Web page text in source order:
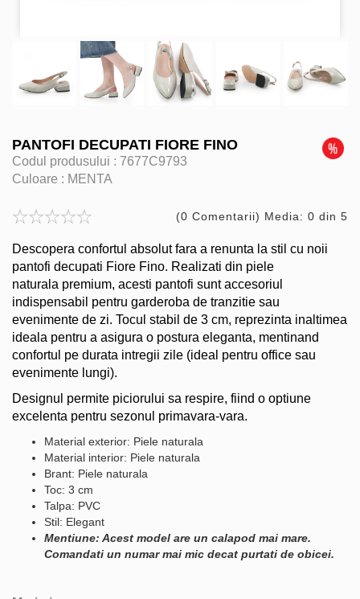
PANTOFI DECUPATI FIORE FINO
Codul produsului : 7677C9793
Culoare : MENTA
(0 Comentarii) Media: 0 din 5
Descopera confortul absolut fara a renunta la stil cu noii
pantofi decupati Fiore Fino. Realizati din piele
naturala premium, acesti pantofi sunt accesoriul
indispensabil pentru garderoba de tranzitie sau
evenimente de zi. Tocul stabil de 3 cm, reprezinta inaltimea
ideala pentru a asigura o postura eleganta, mentinand
confortul pe durata intregii zile (ideal pentru office sau
evenimente lungi).
Designul permite piciorului sa respire, fiind o optiune
excelenta pentru sezonul primavara-vara.
Material exterior: Piele naturala
Material interior: Piele naturala
Brant: Piele naturala
Toc: 3 cm
Talpa: PVC
Stil: Elegant
Mentiune: Acest model are un calapod mai mare.
Comandati un numar mai mic decat purtati de obicei.